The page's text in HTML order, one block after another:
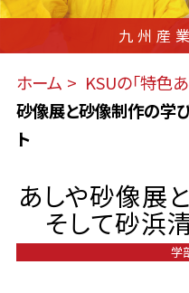
九州産
ホーム KSUの「特色
砂像展と砂像制作の学
ト
あしや砂像展
そして砂浜
学